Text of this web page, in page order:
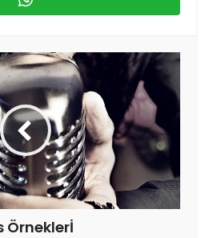
Örneklerİ